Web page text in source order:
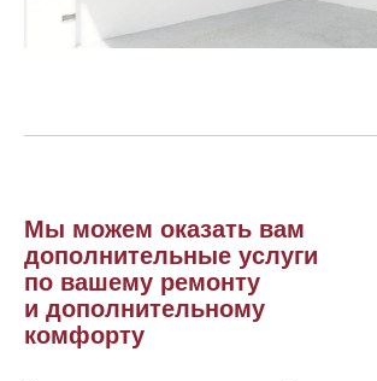
Мы можем оказать вам
дополнительные услуги
по вашему ремонту
и дополнительному
комфорту